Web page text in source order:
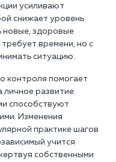
усиливают
снижает уровень
новые, здоровые
времени, но с
ситуацию.
контроля помогает
личное развитие.
способствуют
Изменения
практике шагов
учится
собственными